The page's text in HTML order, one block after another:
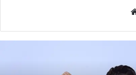
ق
ا